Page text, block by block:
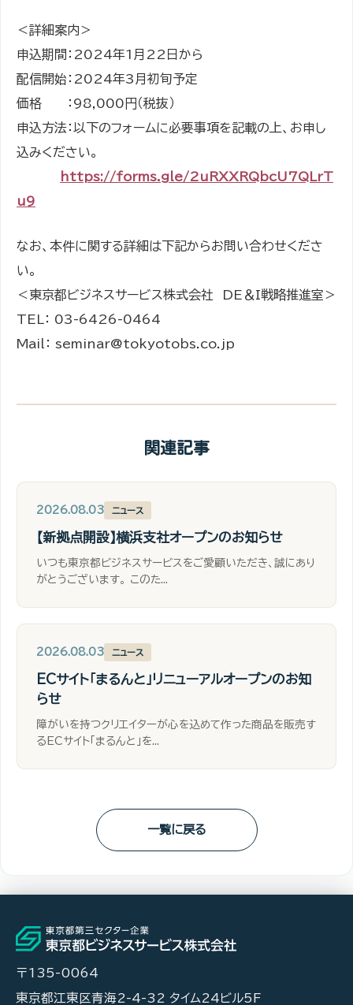
＜詳細案内＞
申込期間：2024年1月22日から
配信開始：2024年3月初旬予定
価格 ：98,000円（税抜）
申込方法：以下のフォームに必要事項を記載の上、お申し
込みください。
https://forms.gle/2uRXXRQbcU7QLrT
u9
なお、本件に関する詳細は下記からお問い合わせくださ
い。
＜東京都ビジネスサービス株式会社 DE＆I戦略推進室＞
TEL： 03-6426-0464
Mail： seminar@tokyotobs.co.jp
関連記事
2026.08.03 ニュース
【新拠点開設】横浜支社オープンのお知らせ
いつも東京都ビジネスサービスをご愛顧いただき、誠にあり
がとうございます。 このた...
2026.08.03 ニュース
ECサイト「まるんと」リニューアルオープンのお知
らせ
障がいを持つクリエイターが心を込めて作った商品を販売す
るECサイト「まるんと」を...
一覧に戻る
〒135-0064
東京都江東区青海2-4-32 タイム24ビル5F